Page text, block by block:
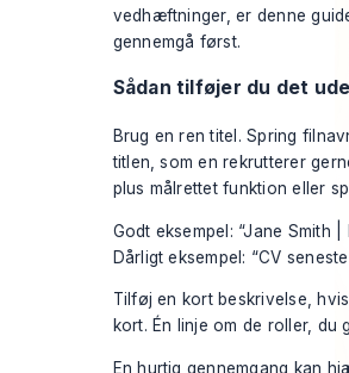
vedhæftninger, er denne
gennemgå først.
Sådan tilføjer du det
Brug en ren titel. Spring
titlen, som en rekrutterer
plus målrettet funktion eller
Godt eksempel: “Jane Smith
Dårligt eksempel: “CV
Tilføj en kort beskrivelse,
kort. Én linje om de roller,
En hurtig gennemgang kan